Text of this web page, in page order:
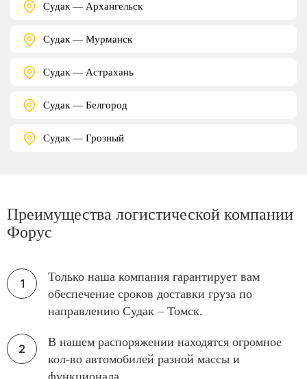
Судак — Архангельск
Судак — Мурманск
Судак — Астрахань
Судак — Белгород
Судак — Грозный
Преимущества логистической компании
Форус
Только наша компания гарантирует вам
обеспечение сроков доставки груза по
направлению Судак – Томск.
В нашем распоряжении находятся огромное
кол-во автомобилей разной массы и